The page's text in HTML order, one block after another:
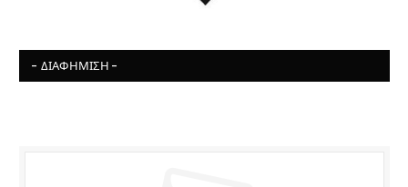
- ΔΙΑΦΉΜΙΣΗ -